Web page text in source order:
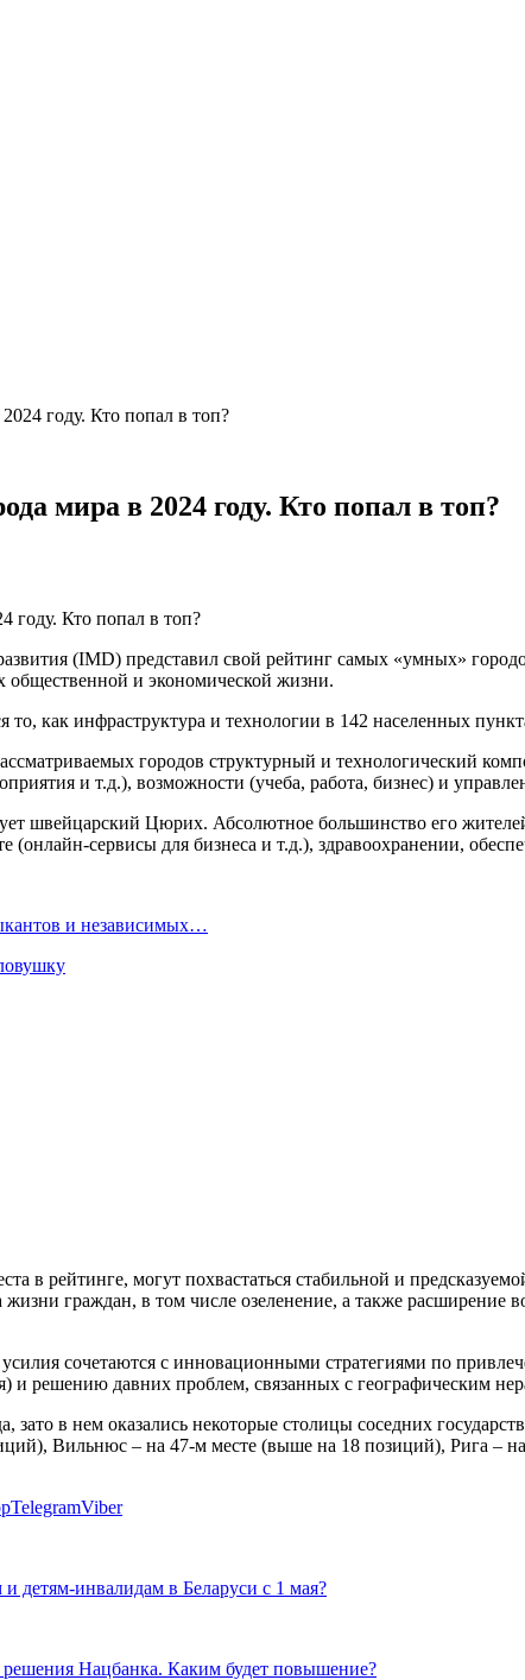
году. Кто попал в топ?
мира в 2024 году. Кто попал в топ?
(IMD) представил свой рейтинг самых «умных»
общественной и экономической жизни.
как инфраструктура и технологии в 142 населенных
городов структурный и технологический
и т.д.), возможности (учеба, работа, бизнес) и
швейцарский Цюрих. Абсолютное большинство его
сервисы для бизнеса и т.д.), здравоохранении,
и независимых…
в рейтинге, могут похвастаться стабильной и
граждан, в том числе озеленение, а также
сочетаются с инновационными стратегиями по
и решению давних проблем, связанных с географическим
зато в нем оказались некоторые столицы соседних
Вильнюс – на 47-м месте (выше на 18 позиций), Рига –
TelegramViber
детям-инвалидам в Беларуси с 1 мая?
решения Нацбанка. Каким будет повышение?